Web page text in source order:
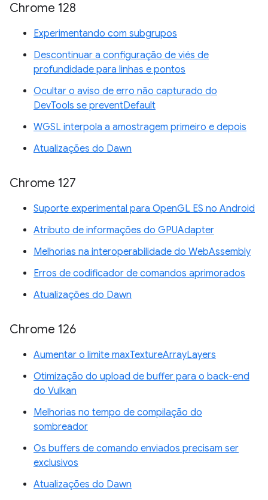
Chrome 128
Experimentando com subgrupos
Descontinuar a configuração de viés de
profundidade para linhas e pontos
Ocultar o aviso de erro não capturado do
DevTools se preventDefault
WGSL interpola a amostragem primeiro e depois
Atualizações do Dawn
Chrome 127
Suporte experimental para OpenGL ES no Android
Atributo de informações do GPUAdapter
Melhorias na interoperabilidade do WebAssembly
Erros de codificador de comandos aprimorados
Atualizações do Dawn
Chrome 126
Aumentar o limite maxTextureArrayLayers
Otimização do upload de buffer para o back-end
do Vulkan
Melhorias no tempo de compilação do
sombreador
Os buffers de comando enviados precisam ser
exclusivos
Atualizações do Dawn